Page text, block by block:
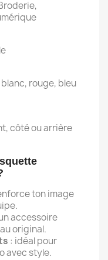
blanc, rouge, bleu
côté ou arrière
ton image
accessoire
original.
: idéal pour
avec style.